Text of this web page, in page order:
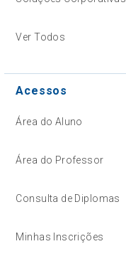
Ver Todos
Acessos
Área do Aluno
Área do Professor
Consulta de Diplomas
Minhas Inscrições